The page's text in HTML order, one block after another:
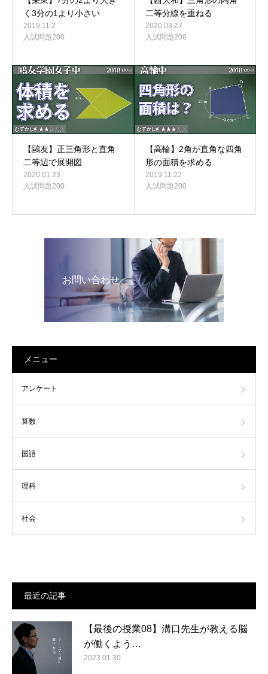
く3分の1より小さい
2019.11.2
入試問題200
二等分線を重ねる
2020.03.27
入試問題200
【鷗友】正三角形と直角
二等辺で展開図
2020.01.23
入試問題200
【高輪】2角が直角な四角
形の面積を求める
2019.11.22
入試問題200
お問い合わせ
メニュー
アンケート
算数
国語
理科
社会
最近の記事
【最後の授業08】溝口先生が教える脳
が働くよう…
2023.01.30